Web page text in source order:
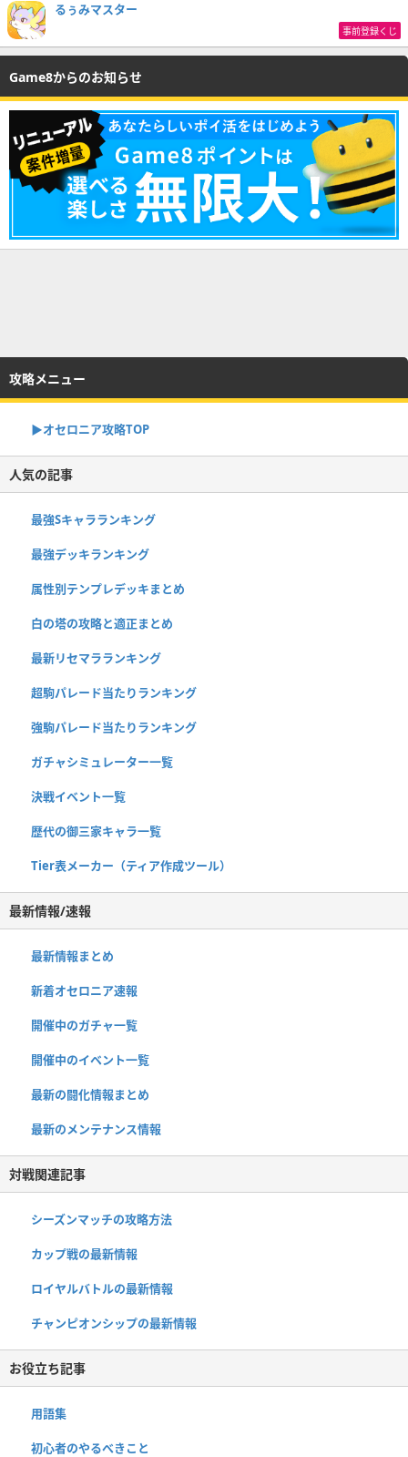
るぅみマスター
事前登録くじ
Game8からのお知らせ
攻略メニュー
▶︎オセロニア攻略TOP
人気の記事
最強Sキャラランキング
最強デッキランキング
属性別テンプレデッキまとめ
白の塔の攻略と適正まとめ
最新リセマラランキング
超駒パレード当たりランキング
強駒パレード当たりランキング
ガチャシミュレーター一覧
決戦イベント一覧
歴代の御三家キャラ一覧
Tier表メーカー（ティア作成ツール）
最新情報/速報
最新情報まとめ
新着オセロニア速報
開催中のガチャ一覧
開催中のイベント一覧
最新の闘化情報まとめ
最新のメンテナンス情報
対戦関連記事
シーズンマッチの攻略方法
カップ戦の最新情報
ロイヤルバトルの最新情報
チャンピオンシップの最新情報
お役立ち記事
用語集
初心者のやるべきこと